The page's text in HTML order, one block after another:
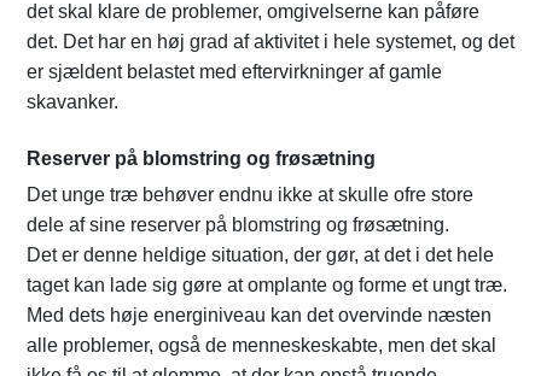
det skal klare de problemer, omgivelserne kan påføre
det. Det har en høj grad af aktivitet i hele systemet, og det
er sjældent belastet med eftervirkninger af gamle
skavanker.
Reserver på blomstring og frøsætning
Det unge træ behøver endnu ikke at skulle ofre store
dele af sine reserver på blomstring og frøsætning.
Det er denne heldige situation, der gør, at det i det hele
taget kan lade sig gøre at omplante og forme et ungt træ.
Med dets høje energiniveau kan det overvinde næsten
alle problemer, også de menneskeskabte, men det skal